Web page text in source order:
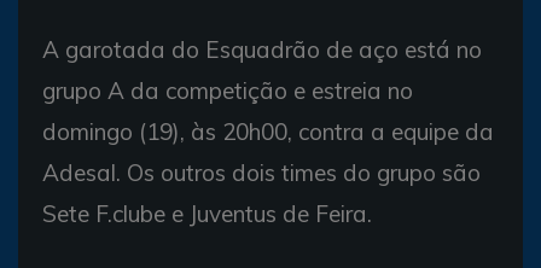
A garotada do Esquadrão de aço está no
grupo A da competição e estreia no
domingo (19), às 20h00, contra a equipe da
Adesal. Os outros dois times do grupo são
Sete F.clube e Juventus de Feira.